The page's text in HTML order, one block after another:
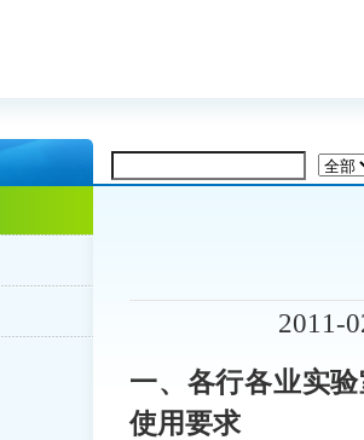
2011-
一、各行各业实
使用要求